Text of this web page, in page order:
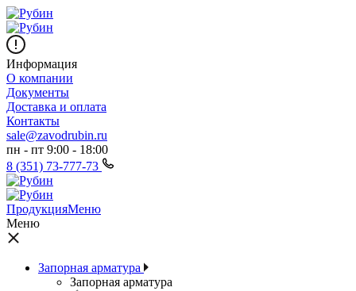
Информация
О компании
Документы
Доставка и оплата
Контакты
sale@zavodrubin.ru
пн - пт 9:00 - 18:00
8 (351) 73-777-73
ПродукцияМеню
Меню
Запорная арматура
Запорная арматура